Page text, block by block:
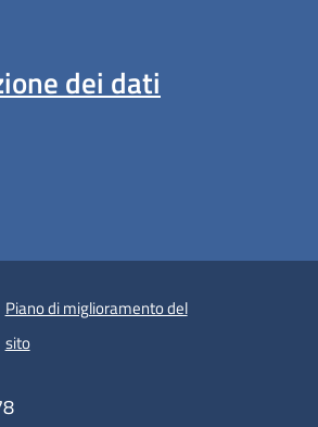
dei dati
Piano di miglioramento del
sito